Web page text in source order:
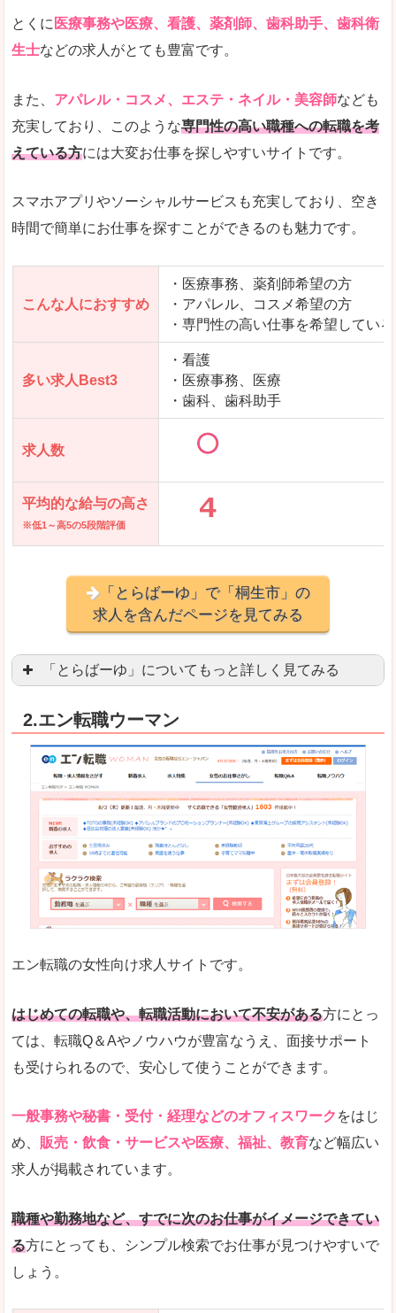
とくに 医療事務や医療、看護、薬剤師、歯科助手、歯科衛
生士などの求人がとても豊富です。
また、 アパレル・コスメ、エステ・ネイル・美容師なども
充実しており、このような専門性の高い職種への転職を考
えている方には大変お仕事を探しやすいサイトです。
スマホアプリやソーシャルサービスも充実しており、空き
時間で簡単にお仕事を探すことができるのも魅力です。
こんな人におすすめ
・医療事務、薬剤師希望の方
・アパレル、コスメ希望の方
・専門性の高い仕事を希望してい
多い求人Best3
・看護
・医療事務、医療
・歯科、歯科助手
求人数
平均的な給与の高さ
※低1～高5の5段階評価
「とらばーゆ」で「桐生市」の
求人を含んだページを見てみる
「とらばーゆ」についてもっと詳しく見てみる
良いところ
スマホアプリやソーシャルアカウントが充実して
「ファッション・ブランドページ」という検索
悪いところ
事務などのオフィスワークを探している方にとっ
専門性が強い部分があるので、逆に一般的なお仕
詳しい説明
とにかく、女性ならではの職種の専門性が高いの
また、アパレル・コスメ、エステ・ネイル・美容
人気度
専門性が高いので、これらのお仕事に転職を考
リクルートグループなので、大手という安心感も
使いやすさ
検索がしやすく、求人詳細にも画像やイラストな
2.エン転職ウーマン
エン転職の女性向け求人サイトです。
はじめての転職や、転職活動において不安がある方にとっ
ては、転職Q＆Aやノウハウが豊富なうえ、面接サポート
も受けられるので、安心して使うことができます。
一般事務や秘書・受付・経理などのオフィスワーク をはじ
め、 販売・飲食・サービスや医療、福祉、教育など幅広い
求人が掲載されています。
職種や勤務地など、すでに次のお仕事がイメージできてい
る方にとっても、シンプル検索でお仕事が見つけやすいで
しょう。